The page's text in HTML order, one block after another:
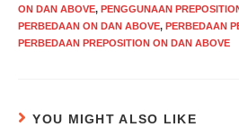
ON DAN ABOVE, PENGGUNAAN
PERBEDAAN ON DAN ABOVE, PERBEDAAN
PERBEDAAN PREPOSITION ON DAN ABOVE
YOU MIGHT ALSO LIKE